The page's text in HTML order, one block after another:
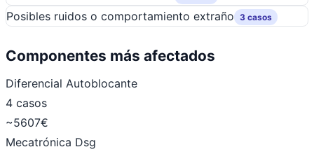
Posibles ruidos o comportamiento extraño 3 casos
Componentes más afectados
Diferencial Autoblocante
4 casos
~5607€
Mecatrónica Dsg